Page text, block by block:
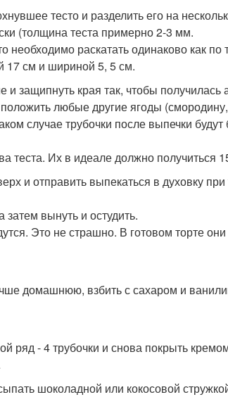
тесто и разделить его на
(толщина теста примерно 2-3 мм.
необходимо раскатать одинаково как по
17 см и шириной 5, 5 см.
защипнуть края так, чтобы получилась
любые другие ягоды
случае трубочки после выпечки
теста. Их в идеале должно получиться
и отправить выпекаться в духовку
вынуть и остудить.
Это не страшно. В готовом торте они
домашнюю, взбить с сахаром и
ряд - 4 трубочки и снова покрыть
шоколадной или кокосовой